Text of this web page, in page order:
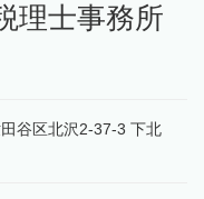
理士事務所
谷区北沢2-37-3 下北